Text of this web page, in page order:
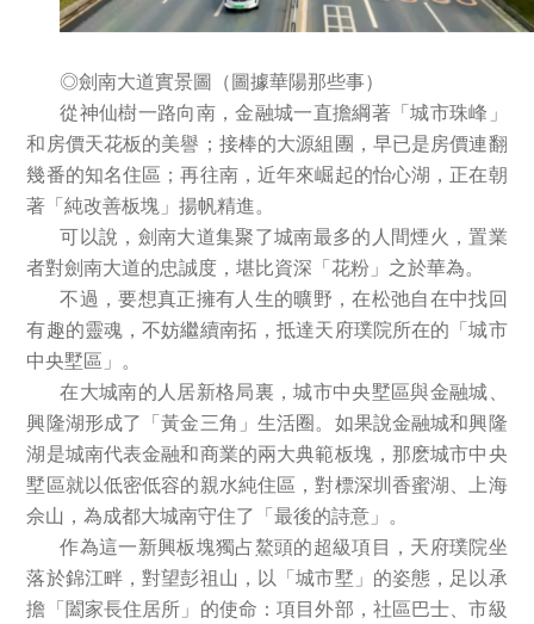
◎劍南大道實景圖（圖據華陽那些事）
從神仙樹一路向南，金融城一直擔綱著「城市珠峰」
和房價天花板的美譽；接棒的大源組團，早已是房價連翻
幾番的知名住區；再往南，近年來崛起的怡心湖，正在朝
著「純改善板塊」揚帆精進。
可以說，劍南大道集聚了城南最多的人間煙火，置業
者對劍南大道的忠誠度，堪比資深「花粉」之於華為。
不過，要想真正擁有人生的曠野，在松弛自在中找回
有趣的靈魂，不妨繼續南拓，抵達天府璞院所在的「城市
中央墅區」。
在大城南的人居新格局裏，城市中央墅區與金融城、
興隆湖形成了「黃金三角」生活圈。如果說金融城和興隆
湖是城南代表金融和商業的兩大典範板塊，那麽城市中央
墅區就以低密低容的親水純住區，對標深圳香蜜湖、上海
佘山，為成都大城南守住了「最後的詩意」。
作為這一新興板塊獨占鰲頭的超級項目，天府璞院坐
落於錦江畔，對望彭祖山，以「城市墅」的姿態，足以承
擔「闔家長住居所」的使命：項目外部，社區巴士、市級